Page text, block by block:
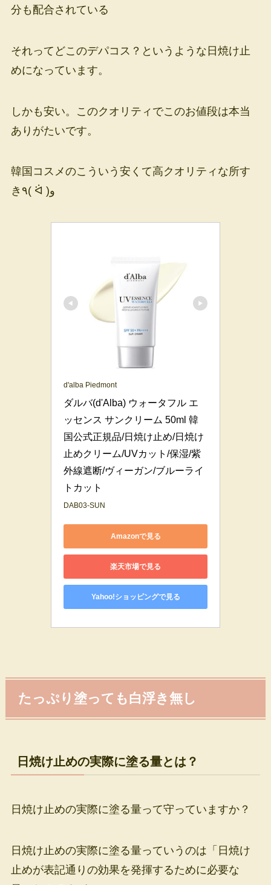
分も配合されている
それってどこのデパコス？というような日焼け止
めになっています。
しかも安い。このクオリティでこのお値段は本当
ありがたいです。
韓国コスメのこういう安くて高クオリティな所す
き٩( ᐛ )و
d'alba Piedmont
ダルバ(d'Alba) ウォータフル エ
ッセンス サンクリーム 50ml 韓
国公式正規品/日焼け止め/日焼け
止めクリーム/UVカット/保湿/紫
外線遮断/ヴィーガン/ブルーライ
トカット
DAB03-SUN
Amazonで見る
楽天市場で見る
Yahoo!ショッピングで見る
たっぷり塗っても白浮き無し
日焼け止めの実際に塗る量とは？
日焼け止めの実際に塗る量って守っていますか？
日焼け止めの実際に塗る量っていうのは「日焼け
止めが表記通りの効果を発揮するために必要な